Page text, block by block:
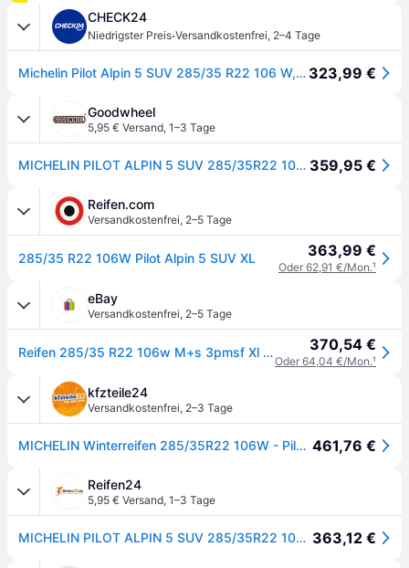
CHECK24
Niedrigster Preis·Versandkostenfrei, 2–4 Tage
Michelin Pilot Alpin 5 SUV 285/35 R22 106 W, Winterreifen 323,99 €
Goodwheel
5,95 € Versand, 1–3 Tage
MICHELIN PILOT ALPIN 5 SUV 285/35R22 106W XL BSW 359,95 €
Reifen.com
Versandkostenfrei, 2–5 Tage
285/35 R22 106W Pilot Alpin 5 SUV XL 363,99 €
Oder 62,91 €/Mon.¹
eBay
Versandkostenfrei, 2–5 Tage
Reifen 285/35 R22 106w M+s 3pmsf Xl Michelin Pilot Alpin 5 Suv Winter Neu 370,54 €
Oder 64,04 €/Mon.¹
kfzteile24
Versandkostenfrei, 2–3 Tage
MICHELIN Winterreifen 285/35R22 106W - Pilot Alpin 5 790079 285/35 R22 461,76 €
Reifen24
5,95 € Versand, 1–3 Tage
MICHELIN PILOT ALPIN 5 SUV 285/35R22 106W XL BSW 363,12 €